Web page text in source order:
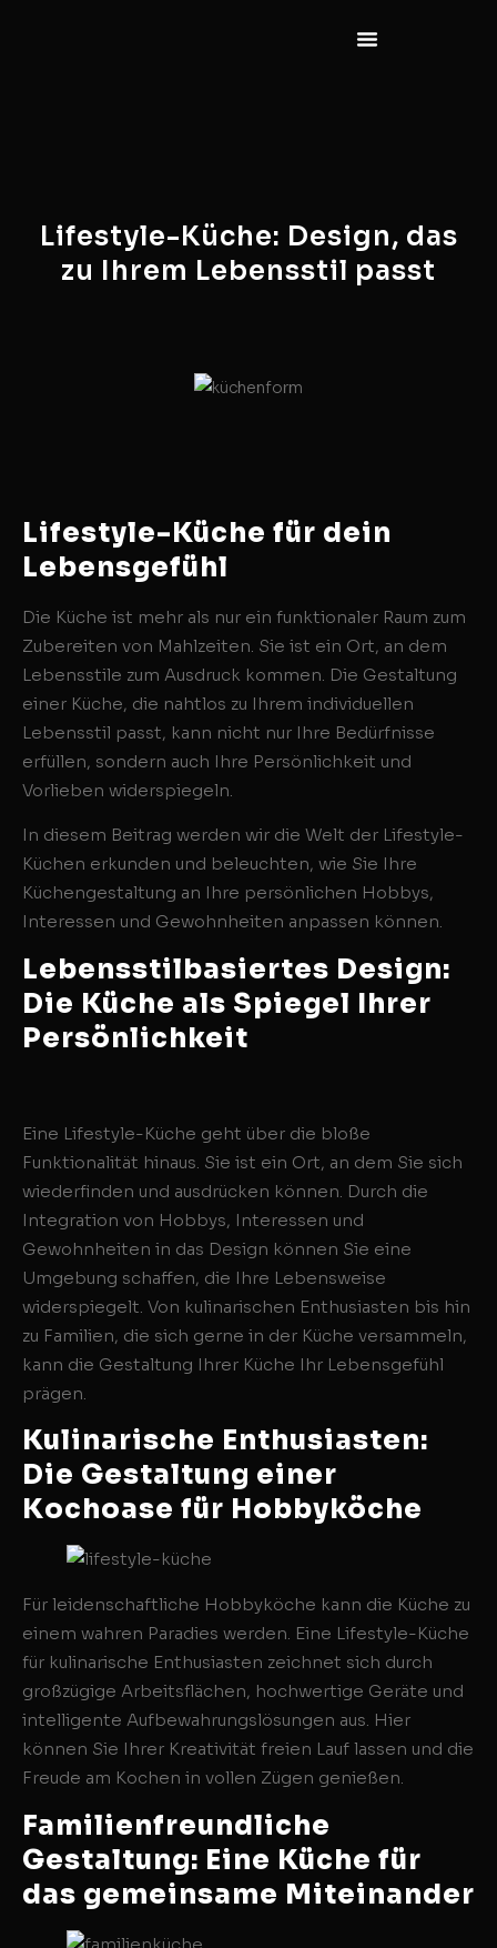
Lifestyle-Küche: Design, das
zu Ihrem Lebensstil passt
Lifestyle-Küche für dein
Lebensgefühl
Die Küche ist mehr als nur ein funktionaler Raum zum
Zubereiten von Mahlzeiten. Sie ist ein Ort, an dem
Lebensstile zum Ausdruck kommen. Die Gestaltung
einer Küche, die nahtlos zu Ihrem individuellen
Lebensstil passt, kann nicht nur Ihre Bedürfnisse
erfüllen, sondern auch Ihre Persönlichkeit und
Vorlieben widerspiegeln.
In diesem Beitrag werden wir die Welt der Lifestyle-
Küchen erkunden und beleuchten, wie Sie Ihre
Küchengestaltung an Ihre persönlichen Hobbys,
Interessen und Gewohnheiten anpassen können.
Lebensstilbasiertes Design:
Die Küche als Spiegel Ihrer
Persönlichkeit
Eine Lifestyle-Küche geht über die bloße
Funktionalität hinaus. Sie ist ein Ort, an dem Sie sich
wiederfinden und ausdrücken können. Durch die
Integration von Hobbys, Interessen und
Gewohnheiten in das Design können Sie eine
Umgebung schaffen, die Ihre Lebensweise
widerspiegelt. Von kulinarischen Enthusiasten bis hin
zu Familien, die sich gerne in der Küche versammeln,
kann die Gestaltung Ihrer Küche Ihr Lebensgefühl
prägen.
Kulinarische Enthusiasten:
Die Gestaltung einer
Kochoase für Hobbyköche
Für leidenschaftliche Hobbyköche kann die Küche zu
einem wahren Paradies werden. Eine Lifestyle-Küche
für kulinarische Enthusiasten zeichnet sich durch
großzügige Arbeitsflächen, hochwertige Geräte und
intelligente Aufbewahrungslösungen aus. Hier
können Sie Ihrer Kreativität freien Lauf lassen und die
Freude am Kochen in vollen Zügen genießen.
Familienfreundliche
Gestaltung: Eine Küche für
das gemeinsame Miteinander